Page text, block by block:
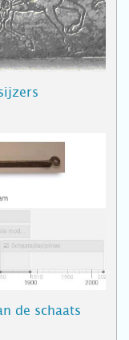
de schaats